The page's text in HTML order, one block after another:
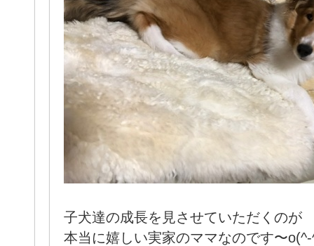
子犬達の成長を見させていただくのが
本当に嬉しい実家のママなのです〜